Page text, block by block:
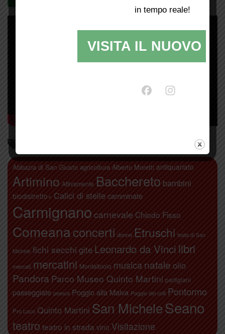
Abbazia di San Giusto agricoltura Alberto Moretti antiquariato
Artimino Attivamente Bacchereto bambini
biodistretto+ Calici di stelle camminate
Carmignano carnevale Chiodo Fisso
Comeanaconcerti donne Etruschi festa di San
Michele fichi secchi gite Leonardo da Vinci libri
mercati mercatini Montalbiolo musica natale olio
Pandora Parco Museo Quinto Martini partigiani
passeggiate poesia Poggio alla Malva Poggio dei colli Pontormo
Pro Loco Quinto Martini San MicheleSeano
teatro teatro in strada vino Visitazione
in tempo reale!
VISITA IL NUOVO